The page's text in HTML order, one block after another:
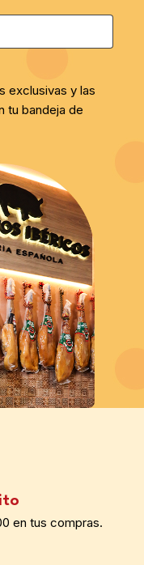
exclusivas y las
tu bandeja de
en tus compras.